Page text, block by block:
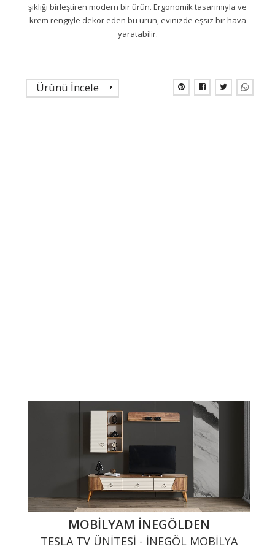
şıklığı birleştiren modern bir ürün. Ergonomik tasarımıyla ve
krem rengiyle dekor eden bu ürün, evinizde eşsiz bir hava
yaratabilir.
Ürünü İncele
MOBILYAM İNEGÖLDEN
TESLA TV ÜNITESI - İNEGÖL MOBILYA